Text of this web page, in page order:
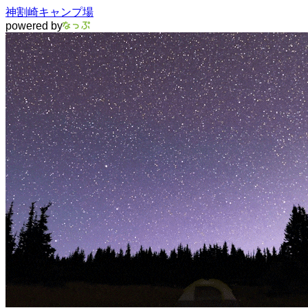
神割崎キャンプ場
powered by